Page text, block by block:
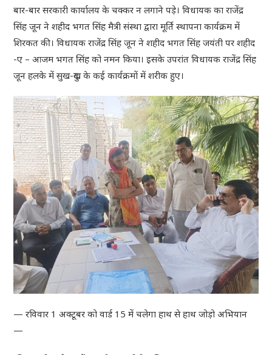
बार-बार सरकारी कार्यालय के चक्कर न लगाने पड़े। विधायक का राजेंद्र
सिंह जून ने शहीद भगत सिंह मैत्री संस्था द्वारा मूर्ति स्थापना कार्यक्रम में
शिरकत की। विधायक राजेंद्र सिंह जून ने शहीद भगत सिंह जयंती पर शहीद
-ए – आजम भगत सिंह को नमन किया। इसके उपरांत विधायक राजेंद्र सिंह
जून हलके में सुख-दुख के कई कार्यक्रमों में शरीक हुए।
— रविवार 1 अक्टूबर को वार्ड 15 में चलेगा हाथ से हाथ जोड़ो अभियान
—